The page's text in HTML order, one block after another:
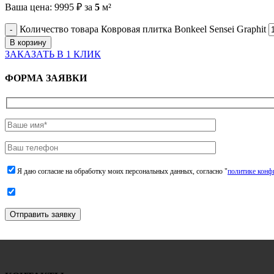
Ваша цена: 9995 ₽ за 5 м²
Количество товара Ковровая плитка Bonkeel Sensei Graphit
В корзину
ЗАКАЗАТЬ В 1 КЛИК
ФОРМА ЗАЯВКИ
Я даю согласие на обработку моих персональных данных, согласно "политике
Отправить заявку